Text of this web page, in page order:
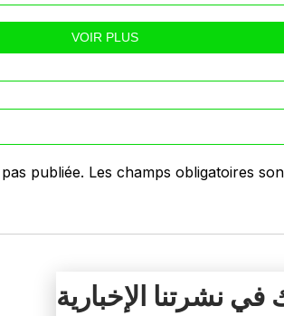
VOIR PLUS
publiée. Les champs obligatoires